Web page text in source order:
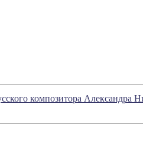
композитора Александра